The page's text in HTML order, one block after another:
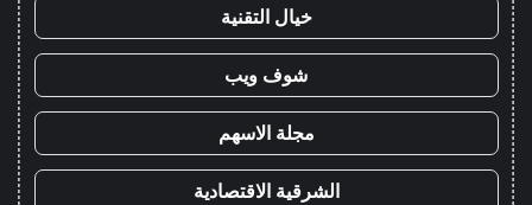
خيال التقنية
شوف ويب
مجلة الاسهم
الشرقية الاقتصادية